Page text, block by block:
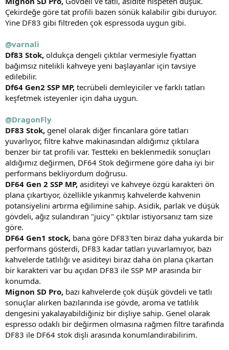
Çekirdeğe göre tat profili bazen sönük kalabilir gibi duruyor.
Yine DF83 gibi filtreden çok espressoda uygun gibi.
@varnali
Df83 Stok, oldukça dengeli çıktılar vermesiyle fiyattan
bağımsız nitelikli kahveye yeni başlayanlar için tavsiye
edilebilir.
Df64 Gen2 SSP MP, tecrübeli demleyiciler ve farklı tatları
keşfetmek isteyenler için daha uygun.
@DragonFly
DF83 Stok, genel olarak diğer fincanlara göre tatları
yuvarlıyor, filtre kahve makinasından aldığımız çıktılara
benzer bir tat profili var. Testteki en beklenmedik sonuçları
aldığımız değirmen, DF64 Stok değirmene göre daha iyi bir
performans bekliyordum doğrusu.
DF64 Gen 2 SSP MP, asiditeyi ve kahveye özgü karakteri ön
plana çıkartıyor, özellikle yıkanmış kahvelerde kahvenin
potansiyelini artırma eğilimine sahip. Asidik, parlak ve düşük
gövdeli, ağız sulandıran "juicy" çıktılar istiyorsanız tam size
göre.
DF64 Gen1 stock, bana göre DF83'ten biraz daha yukarda bir
performans gösterdi, DF83 kadar tatları yuvarlamıyor, bazı
kahvelerde tatlılığı ve asiditeyi biraz daha ön plana çıkartan
bir karakteri var bu açıdan DF83 ile SSP MP arasında bir
konumda.
Mignon SD Pro, bazı kahvelerde çok düşük gövdeli ve tatlı
sonuçlar alırken bazılarında ise gövde, aroma ve tatlılık
dengesini yakalayabildiğiniz bir dişliye sahip. Genel olarak
espresso odaklı bir değirmen olmasına rağmen filtre tarafında
DF83 ile DF64 stok dişli arasında konumlandırabilirim.